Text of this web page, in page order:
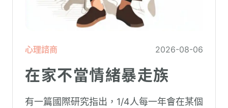
心理諮商 2026-08-06
在家不當情緒暴走族
有一篇國際研究指出，1/4人每一年會在某個